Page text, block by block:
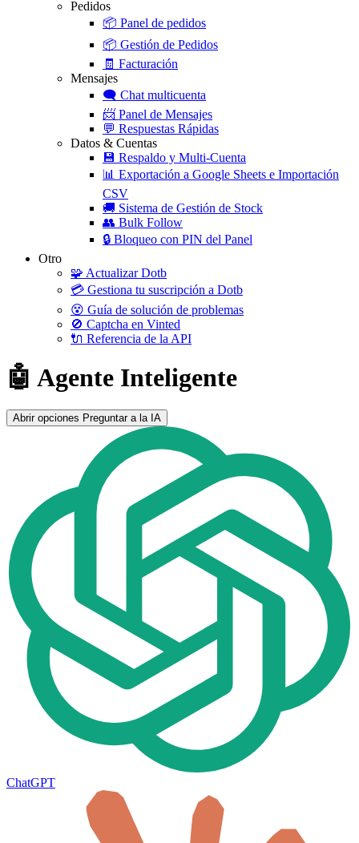
Pedidos
📦 Panel de pedidos
📦 Gestión de Pedidos
🧾 Facturación
Mensajes
🗨️ Chat multicuenta
📨 Panel de Mensajes
💬 Respuestas Rápidas
Datos & Cuentas
💾 Respaldo y Multi-Cuenta
📊 Exportación a Google Sheets e Importación
CSV
🚚 Sistema de Gestión de Stock
👥 Bulk Follow
🔒 Bloqueo con PIN del Panel
Otro
🧩 Actualizar Dotb
💳 Gestiona tu suscripción a Dotb
😵 Guía de solución de problemas
🚫 Captcha en Vinted
🔌 Referencia de la API
🤖 Agente Inteligente
Abrir opciones Preguntar a la IA
ChatGPT